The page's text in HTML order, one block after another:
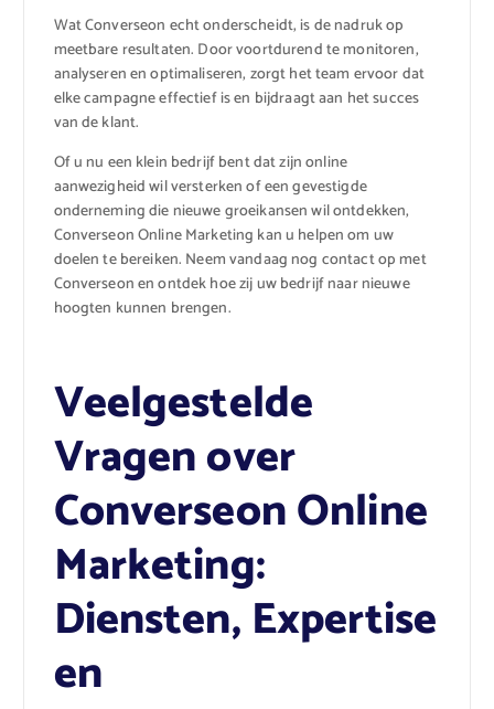
Wat Converseon echt onderscheidt, is de nadruk op
meetbare resultaten. Door voortdurend te monitoren,
analyseren en optimaliseren, zorgt het team ervoor dat
elke campagne effectief is en bijdraagt aan het succes
van de klant.
Of u nu een klein bedrijf bent dat zijn online
aanwezigheid wil versterken of een gevestigde
onderneming die nieuwe groeikansen wil ontdekken,
Converseon Online Marketing kan u helpen om uw
doelen te bereiken. Neem vandaag nog contact op met
Converseon en ontdek hoe zij uw bedrijf naar nieuwe
hoogten kunnen brengen.
Veelgestelde
Vragen over
Converseon Online
Marketing:
Diensten, Expertise
en